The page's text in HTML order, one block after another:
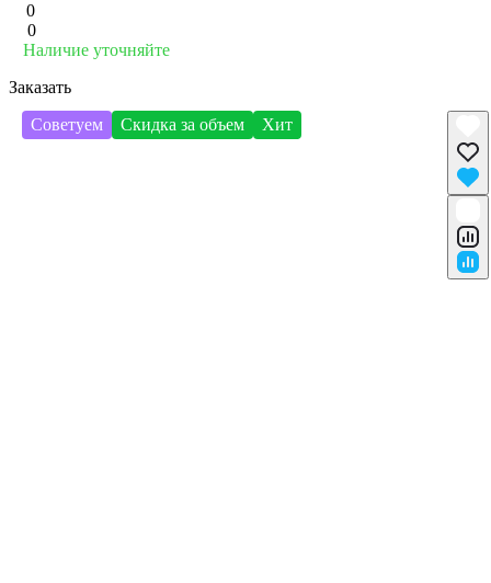
0
0
Наличие уточняйте
Заказать
Советуем
Скидка за объем Хит